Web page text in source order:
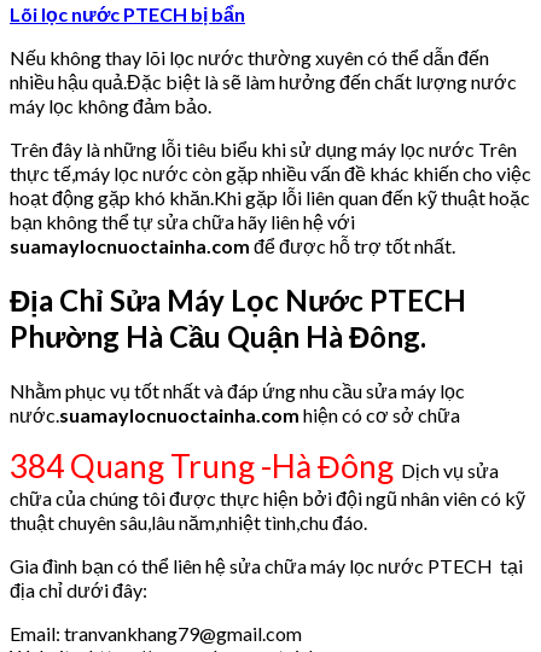
Lõi lọc nước PTECH bị bẩn
Nếu không thay lõi lọc nước thường xuyên có thể dẫn đến
nhiều hậu quả.Đặc biệt là sẽ làm hưởng đến chất lượng nước
máy lọc không đảm bảo.
Trên đây là những lỗi tiêu biểu khi sử dụng máy lọc nước Trên
thực tế,máy lọc nước còn gặp nhiều vấn đề khác khiến cho việc
hoạt động gặp khó khăn.Khi gặp lỗi liên quan đến kỹ thuật hoặc
bạn không thể tự sửa chữa hãy liên hệ với
suamaylocnuoctainha.com để được hỗ trợ tốt nhất.
Địa Chỉ Sửa Máy Lọc Nước PTECH
Phường Hà Cầu Quận Hà Đông.
Nhằm phục vụ tốt nhất và đáp ứng nhu cầu sửa máy lọc
nước. suamaylocnuoctainha.com hiện có cơ sở chữa
384 Quang Trung -Hà Đông Dịch vụ sửa
chữa của chúng tôi được thực hiện bởi đội ngũ nhân viên có kỹ
thuật chuyên sâu,lâu năm,nhiệt tình,chu đáo.
Gia đình bạn có thể liên hệ sửa chữa máy lọc nước PTECH tại
địa chỉ dưới đây:
Email: tranvankhang79@gmail.com